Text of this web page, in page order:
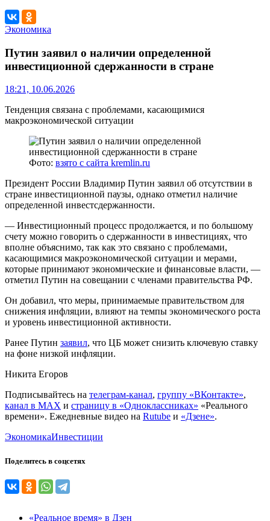
Экономика
Путин заявил о наличии определенной
инвестиционной сдержанности в стране
18:21, 10.06.2026
Тенденция связана с проблемами, касающимися
макроэкономической ситуации
Фото: взято с сайта kremlin.ru
Президент России Владимир Путин заявил об отсутствии в
стране инвестиционной паузы, однако отметил наличие
определенной инвестсдержанности.
— Инвестиционный процесс продолжается, и по большому
счету можно говорить о сдержанности в инвестициях, что
вполне объяснимо, так как это связано с проблемами,
касающимися макроэкономической ситуации и мерами,
которые принимают экономические и финансовые власти, —
отметил Путин на совещании с членами правительства РФ.
Он добавил, что меры, принимаемые правительством для
снижения инфляции, влияют на темпы экономического роста
и уровень инвестиционной активности.
Ранее Путин заявил, что ЦБ может снизить ключевую ставку
на фоне низкой инфляции.
Никита Егоров
Подписывайтесь на телеграм-канал, группу «ВКонтакте»,
канал в MAX и страницу в «Одноклассниках» «Реального
времени». Ежедневные видео на Rutube и «Дзене».
ЭкономикаИнвестиции
Поделитесь в соцсетях
«Реальное время» в Дзен